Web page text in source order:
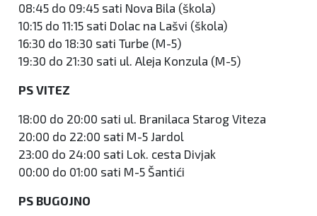
08:45 do 09:45 sati Nova Bila (škola)
10:15 do 11:15 sati Dolac na Lašvi (škola)
16:30 do 18:30 sati Turbe (M-5)
19:30 do 21:30 sati ul. Aleja Konzula (M-5)
PS VITEZ
18:00 do 20:00 sati ul. Branilaca Starog Viteza
20:00 do 22:00 sati M-5 Jardol
23:00 do 24:00 sati Lok. cesta Divjak
00:00 do 01:00 sati M-5 Šantići
PS BUGOJNO